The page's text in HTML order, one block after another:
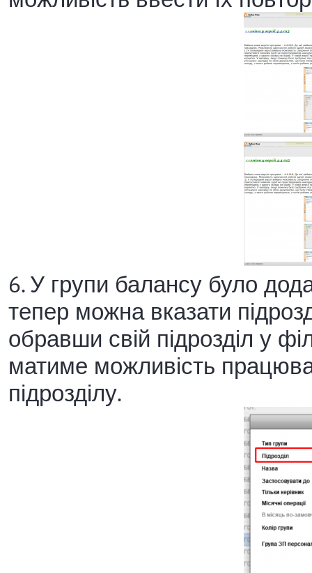
6. У групи балансу було
тепер можна вказати
обравши свій підрозділ у
матиме можливість
підрозділу.